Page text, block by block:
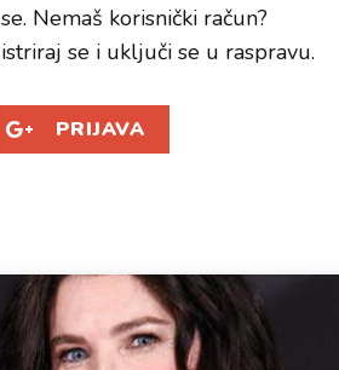
Nemaš korisnički račun?
se i uključi se u raspravu.
PRIJAVA